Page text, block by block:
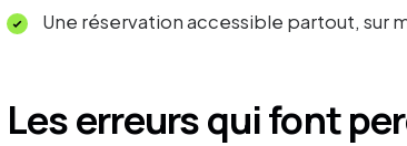
Une réservation accessible partout, sur
Les erreurs qui font